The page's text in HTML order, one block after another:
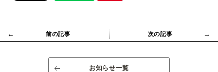
← 前の記事 次の記事 →
お知らせ一覧